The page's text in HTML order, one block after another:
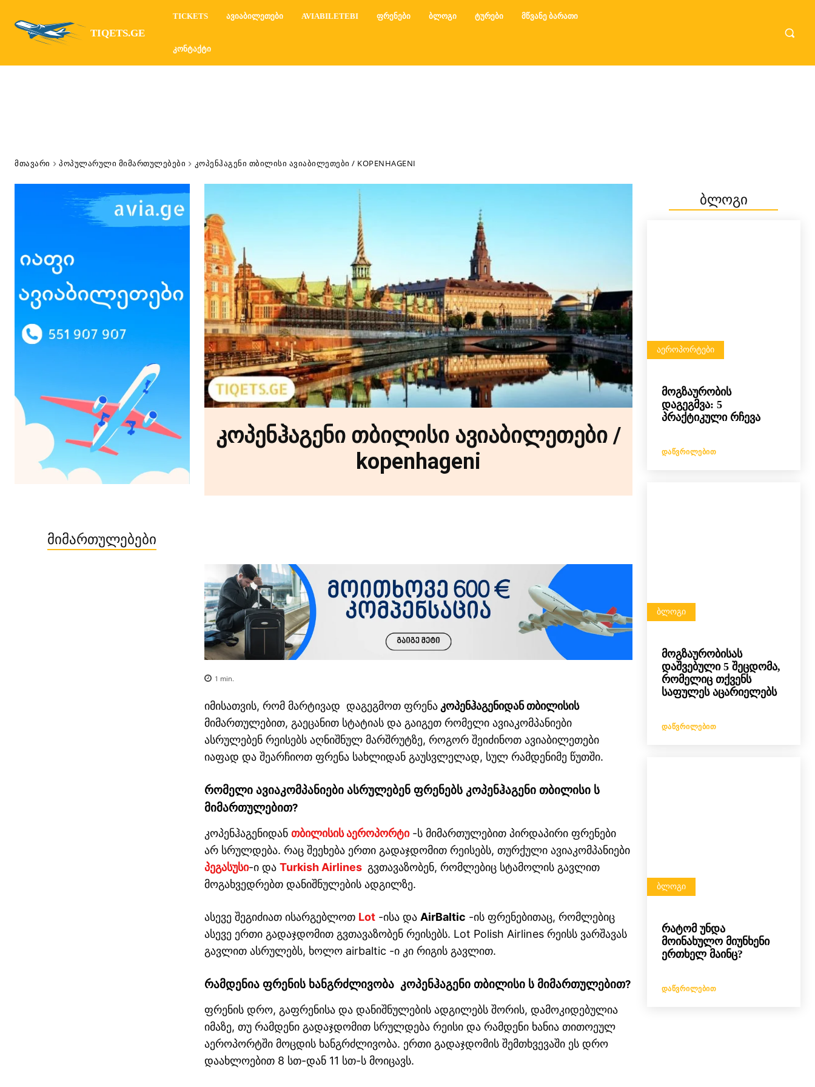
TIQETS.GE
TICKETS ᲐᲕᲘᲐᲑᲘᲚᲔᲗᲔᲑᲘ AVIABILETEBI ᲤᲠᲔᲜᲔᲑᲘ ᲑᲚᲝᲒᲘ ᲢᲣᲠᲔᲑᲘ ᲛᲬᲕᲐᲜᲔ ᲑᲐᲠᲐᲗᲘ
ᲙᲝᲜᲢᲐᲥᲢᲘ
ᲛᲗᲐᲕᲐᲠᲘ ᲞᲝᲞᲣᲚᲐᲠᲣᲚᲘ ᲛᲘᲛᲐᲠᲗᲣᲚᲔᲑᲔᲑᲘ ᲙᲝᲞᲔᲜᲰᲐᲒᲔᲜᲘ ᲗᲑᲘᲚᲘᲡᲘ ᲐᲕᲘᲐᲑᲘᲚᲔᲗᲔᲑᲘ / KOPENHAGENI
მიმართულებები
კოპენჰაგენი თბილისი ავიაბილეთები /
kopenhageni
1 min.
იმისათვის, რომ მარტივად დაგეგმოთ ფრენაკოპენჰაგენიდან თბილისის
მიმართულებით, გაეცანით სტატიას და გაიგეთ რომელი ავიაკომპანიები
ასრულებენ რეისებს აღნიშნულ მარშრუტზე, როგორ შეიძინოთ ავიაბილეთები
იაფად და შეარჩიოთ ფრენა სახლიდან გაუსვლელად, სულ რამდენიმე წუთში.
რომელი ავიაკომპანიები ასრულებენ ფრენებს კოპენჰაგენი თბილისი ს
მიმართულებით?
კოპენჰაგენიდან თბილისის აეროპორტი-ს მიმართულებით პირდაპირი ფრენები
არ სრულდება. რაც შეეხება ერთი გადაჯდომით რეისებს, თურქული ავიაკომპანიები
პეგასუსი-ი და Turkish Airlines გვთავაზობენ, რომლებიც სტამოლის გავლით
მოგახვედრებთ დანიშნულების ადგილზე.
ასევე შეგიძიათ ისარგებლოთ Lot -ისა და AirBaltic -ის ფრენებითაც, რომლებიც
ასევე ერთი გადაჯდომით გვთავაზობენ რეისებს. Lot Polish Airlines რეისს ვარშავას
გავლით ასრულებს, ხოლო airbaltic -ი კი რიგის გავლით.
რამდენია ფრენის ხანგრძლივობა კოპენჰაგენი თბილისი ს მიმართულებით?
ფრენის დრო, გაფრენისა და დანიშნულების ადგილებს შორის, დამოკიდებულია
იმაზე, თუ რამდენი გადაჯდომით სრულდება რეისი და რამდენი ხანია თითოეულ
აეროპორტში მოცდის ხანგრძლივობა. ერთი გადაჯდომის შემთხვევაში ეს დრო
დაახლოებით 8 სთ-დან 11 სთ-ს მოიცავს.
ბლოგი
ᲐᲔᲠᲝᲞᲝᲠᲢᲔᲑᲘ
მოგზაურობის
დაგეგმვა: 5
პრაქტიკული რჩევა
ᲓᲐᲬᲕᲠᲘᲚᲔᲑᲘᲗ
ᲑᲚᲝᲒᲘ
მოგზაურობისას
დაშვებული 5 შეცდომა,
რომელიც თქვენს
საფულეს აცარიელებს
ᲓᲐᲬᲕᲠᲘᲚᲔᲑᲘᲗ
ᲑᲚᲝᲒᲘ
რატომ უნდა
მოინახულო მიუნხენი
ერთხელ მაინც?
ᲓᲐᲬᲕᲠᲘᲚᲔᲑᲘᲗ